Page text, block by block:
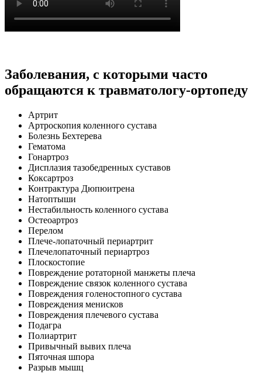
Заболевания, с которыми часто
обращаются к травматологу-ортопеду
Артрит
Артроскопия коленного сустава
Болезнь Бехтерева
Гематома
Гонартроз
Дисплазия тазобедренных суставов
Коксартроз
Контрактура Дюпюитрена
Натоптыши
Нестабильность коленного сустава
Остеоартроз
Перелом
Плече-лопаточный периартрит
Плечелопаточный периартроз
Плоскостопие
Повреждение ротаторной манжеты плеча
Повреждение связок коленного сустава
Повреждения голеностопного сустава
Повреждения менисков
Повреждения плечевого сустава
Подагра
Полиартрит
Привычный вывих плеча
Пяточная шпора
Разрыв мышц